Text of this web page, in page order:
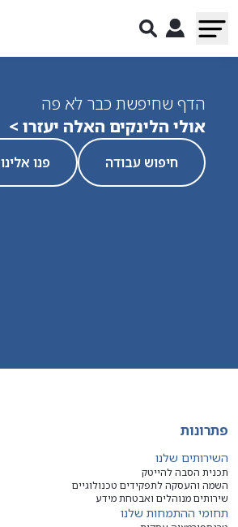
הדף שחיפשת כבר לא פה
אולי הלינקים האלה יעזרו >
חיפוש עבודה פנו אלינו
פתרונות
השירותים שלנו
תכנית הסבה להייטק
השמה והעסקה לתפקידים טכנולוגיים
שירותים מנוהלים ואבטחת מידע
תחומי ההתמחות שלנו